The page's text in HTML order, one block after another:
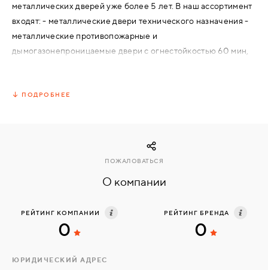
И
"УМНЫЙ
КОМПАНИИ
СВЯЗАТЬСЯ
металлических дверей уже более 5 лет. В наш ассортимент
входят: - металлические двери технического назначения -
металлические противопожарные и
дымогазонепроницаемые двери с огнестойкостью 60 мин,
помещений. - квартирные двери металл-металл, металл-
ПОДРОБНЕЕ
О компании
ПОЖАЛОВАТЬСЯ
РЕЙТИНГ КОМПАНИИ
0
РЕЙТИНГ БРЕНДА
0
ЮРИДИЧЕСКИЙ АДРЕС